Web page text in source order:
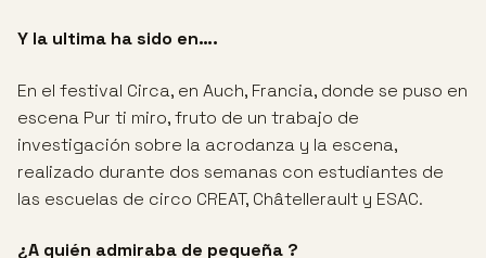
Y la ultima ha sido en….
En el festival Circa, en Auch, Francia, donde se puso en
escena Pur ti miro, fruto de un trabajo de
investigación sobre la acrodanza y la escena,
realizado durante dos semanas con estudiantes de
las escuelas de circo CREAT, Châtellerault y ESAC.
¿A quién admiraba de pequeña ?